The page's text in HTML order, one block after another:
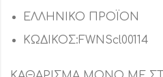
ΕΛΛΗΝΙΚΟ ΠΡΟΪΟΝ
ΚΩΔΙΚΟΣ:FWNScl00114